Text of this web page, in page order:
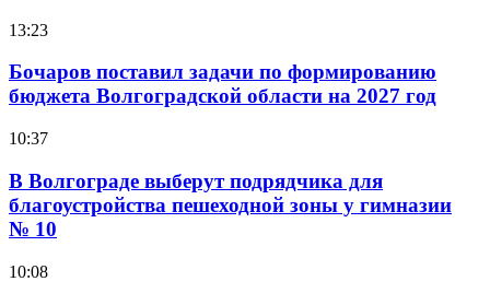
13:23
Бочаров поставил задачи по формированию
бюджета Волгоградской области на 2027 год
10:37
В Волгограде выберут подрядчика для
благоустройства пешеходной зоны у гимназии
№ 10
10:08